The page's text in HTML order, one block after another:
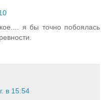
я бы точно побоялась
в 15:54